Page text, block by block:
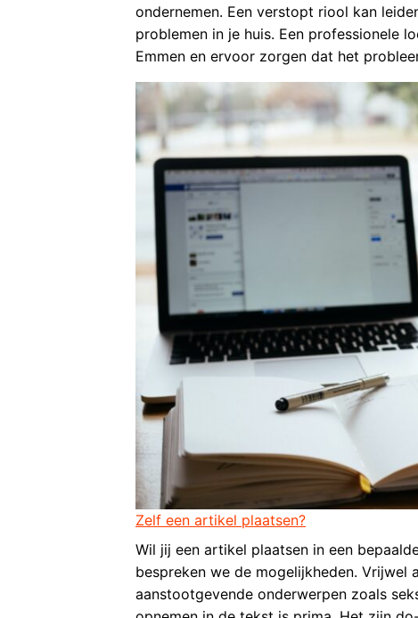
ondernemen. Een verstopt riool kan
problemen in je huis. Een professionele
Emmen en ervoor zorgen dat het
Zelf een artikel plaatsen?
Wil jij een artikel plaatsen in een
bespreken we de mogelijkheden. Vrijwel
aanstootgevende onderwerpen zoals